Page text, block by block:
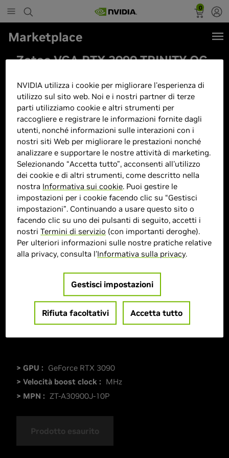
0
Marketplace
Zotac VGA RTX 3090 TRINITY OC
> GPU : GeForce RTX 3090
> Velocità boost clock : MHz
> MPN : ZT-A30900J-10P
Prodotto esaurito
NVIDIA utilizza i cookie per migliorare l'esperienza di
utilizzo sul sito web. Noi e i nostri partner di terze
parti utilizziamo cookie e altri strumenti per
raccogliere e registrare le informazioni fornite dagli
utenti, nonché informazioni sulle interazioni con i
nostri siti Web per migliorare le prestazioni nonché
analizzare e supportare le nostre attività di marketing.
Selezionando “Accetta tutto”, acconsenti all'utilizzo
dei cookie e di altri strumenti, come descritto nella
nostra Informativa sui cookie. Puoi gestire le
impostazioni per i cookie facendo clic su “Gestisci
impostazioni”. Continuando a usare questo sito o
facendo clic su uno dei pulsanti di seguito, accetti i
nostriTermini di servizio (con importanti deroghe).
Per ulteriori informazioni sulle nostre pratiche relative
alla privacy, consulta l'Informativa sulla privacy.
Gestisci impostazioni
Rifiuta facoltativi Accetta tutto